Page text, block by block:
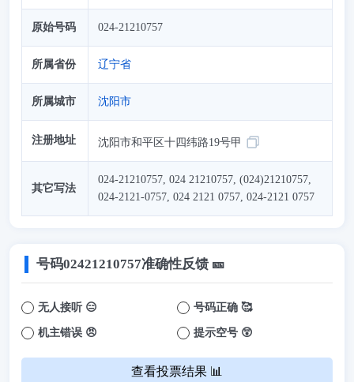
原始号码 024-21210757
所属省份 辽宁省
所属城市 沈阳市
注册地址 沈阳市和平区十四纬路19号甲
其它写法
024-21210757, 024 21210757, (024)21210757,
024-2121-0757, 024 2121 0757, 024-2121 0757
号码02421210757准确性反馈 🎫
无人接听 😑 号码正确 🥰
机主错误 😠 提示空号 😲
查看投票结果 📊